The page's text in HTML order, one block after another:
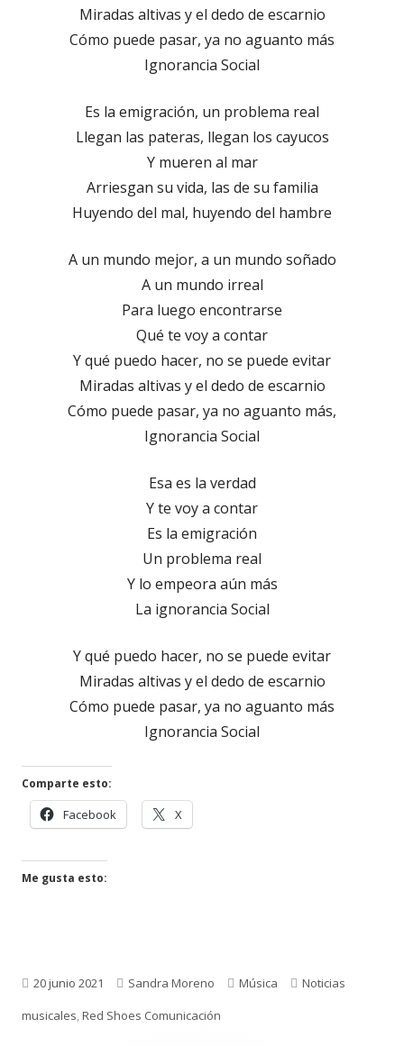
Miradas altivas y el dedo de escarnio
Cómo puede pasar, ya no aguanto más
Ignorancia Social
Es la emigración, un problema real
Llegan las pateras, llegan los cayucos
Y mueren al mar
Arriesgan su vida, las de su familia
Huyendo del mal, huyendo del hambre
A un mundo mejor, a un mundo soñado
A un mundo irreal
Para luego encontrarse
Qué te voy a contar
Y qué puedo hacer, no se puede evitar
Miradas altivas y el dedo de escarnio
Cómo puede pasar, ya no aguanto más,
Ignorancia Social
Esa es la verdad
Y te voy a contar
Es la emigración
Un problema real
Y lo empeora aún más
La ignorancia Social
Y qué puedo hacer, no se puede evitar
Miradas altivas y el dedo de escarnio
Cómo puede pasar, ya no aguanto más
Ignorancia Social
Comparte esto:
Facebook X
Me gusta esto:
Publicado
el
20 junio 2021 Autor
Sandra Moreno Categorías
Música Etiquetas
Noticias
musicales,Red Shoes Comunicación